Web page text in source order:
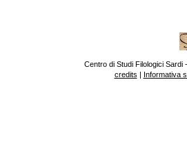
Centro di Studi Filologici Sardi
credits | Informativa